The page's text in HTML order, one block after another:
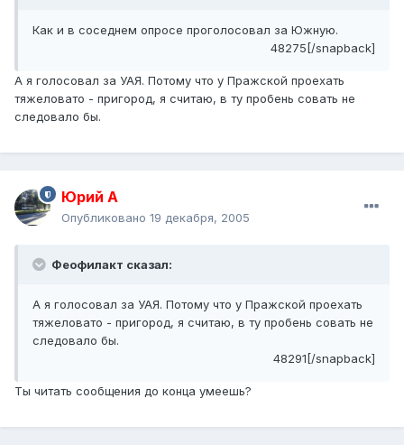
Как и в соседнем опросе проголосовал за Южную.
48275[/snapback]
А я голосовал за УАЯ. Потому что у Пражской проехать
тяжеловато - пригород, я считаю, в ту пробень совать не
следовало бы.
Юрий А
Опубликовано 19 декабря, 2005
Феофилакт сказал:
А я голосовал за УАЯ. Потому что у Пражской проехать
тяжеловато - пригород, я считаю, в ту пробень совать не
следовало бы.
48291[/snapback]
Ты читать сообщения до конца умеешь?